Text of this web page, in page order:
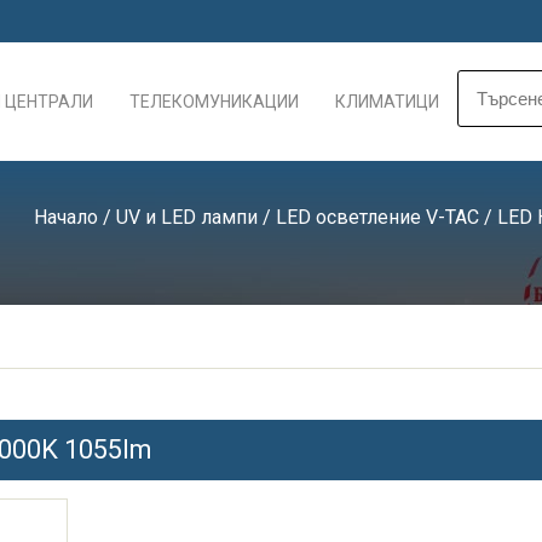
ТЕЛЕКОМУНИКАЦИИ КЛИМАТИЦИ
Начало / UV и LED лампи / LED осветление V-TAC / LED
1055lm